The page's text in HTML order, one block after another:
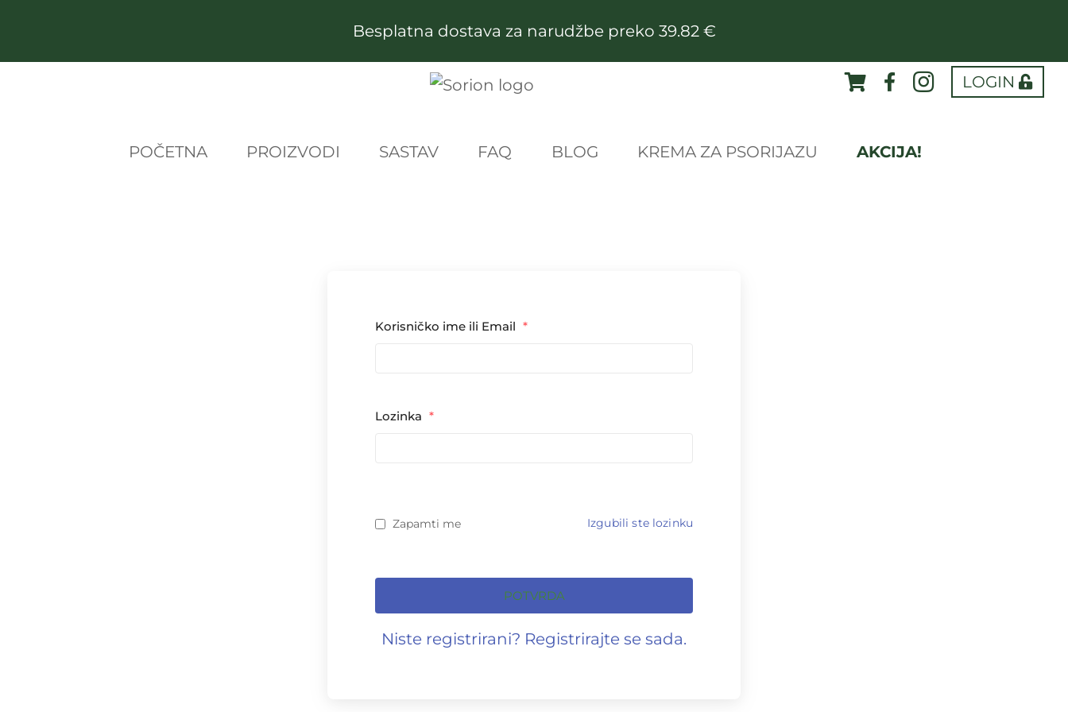
Besplatna dostava za narudžbe preko 39.82 €
LOGIN
POČETNA PROIZVODI SASTAV FAQ BLOG KREMA ZA PSORIJAZU AKCIJA!
Korisničko ime ili Email *
Lozinka *
Zapamti me Izgubili ste lozinku
POTVRDA
Niste registrirani? Registrirajte se sada.